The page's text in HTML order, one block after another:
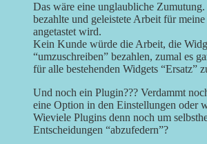
Das wäre eine unglaubliche
bezahlte und geleistete Arbeit für
angetastet wird.
Kein Kunde würde die Arbeit, die
“umzuschreiben” bezahlen, zumal es
für alle bestehenden Widgets “Ersatz”
Und noch ein Plugin??? Verdammt
eine Option in den Einstellungen oder
Wieviele Plugins denn noch um
Entscheidungen “abzufedern”?